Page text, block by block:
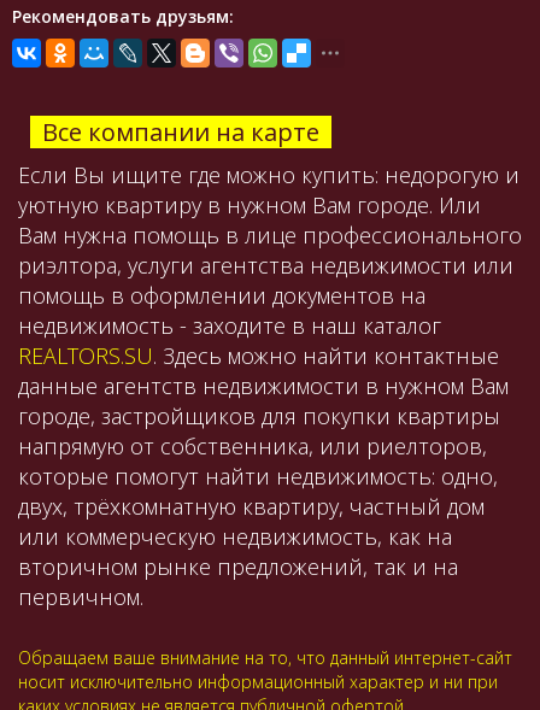
Рекомендовать друзьям:
Все компании на карте
Если Вы ищите где можно купить: недорогую и
уютную квартиру в нужном Вам городе. Или
Вам нужна помощь в лице профессионального
риэлтора, услуги агентства недвижимости или
помощь в оформлении документов на
недвижимость - заходите в наш каталог
REALTORS.SU. Здесь можно найти контактные
данные агентств недвижимости в нужном Вам
городе, застройщиков для покупки квартиры
напрямую от собственника, или риелторов,
которые помогут найти недвижимость: одно,
двух, трёхкомнатную квартиру, частный дом
или коммерческую недвижимость, как на
вторичном рынке предложений, так и на
первичном.
Обращаем ваше внимание на то, что данный интернет-сайт
носит исключительно информационный характер и ни при
каких условиях не является публичной офертой,